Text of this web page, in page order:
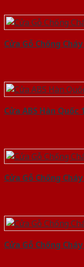
Cửa Gỗ Chống
Cửa ABS Hàn Quốc
Cửa Gỗ Chống
Cửa Gỗ Chống